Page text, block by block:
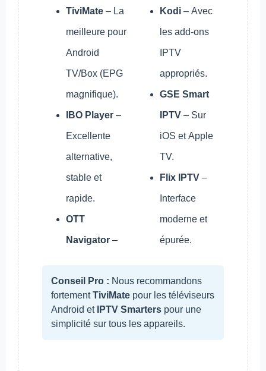
TiviMate – La
meilleure pour
Android
TV/Box (EPG
magnifique).
IBO Player –
Excellente
alternative,
stable et
rapide.
OTT
Navigator –
Kodi – Avec
les add-ons
IPTV
appropriés.
GSE Smart
IPTV – Sur
iOS et Apple
TV.
Flix IPTV –
Interface
moderne et
épurée.
Conseil Pro : Nous recommandons
fortementTiviMate pour les téléviseurs
Android et IPTV Smarters pour une
simplicité sur tous les appareils.